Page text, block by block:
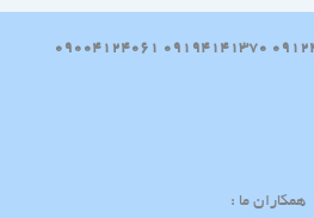
همکاران ما :